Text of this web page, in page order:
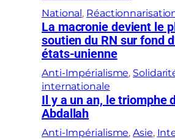
National,
La macronie devient le
soutien du RN sur fond
états-unienne
Anti-Impérialisme,
internationale
Il y a un an, le triomphe
Abdallah
Anti-Impérialisme, Asie,